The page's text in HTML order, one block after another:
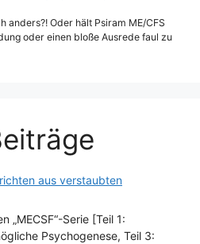
anders?! Oder hält Psiram ME/CFS
oder einen bloße Ausrede faul zu
aus verstaubten
„MECSF“-Serie [Teil 1:
Psychogenese, Teil 3: